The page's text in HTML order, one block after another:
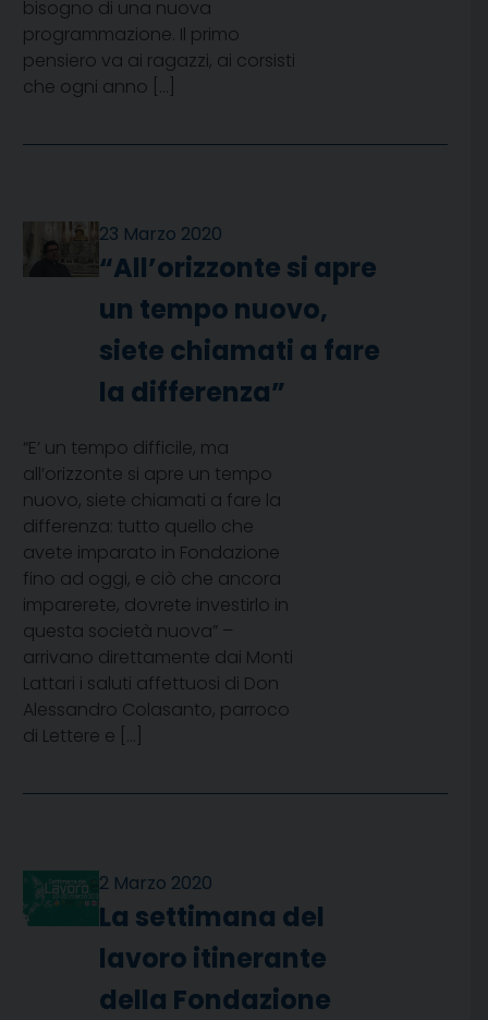
bisogno di una nuova
programmazione. Il primo
pensiero va ai ragazzi, ai corsisti
che ogni anno […]
23 Marzo 2020
“All’orizzonte si apre
un tempo nuovo,
siete chiamati a fare
la differenza”
“E’ un tempo difficile, ma
all’orizzonte si apre un tempo
nuovo, siete chiamati a fare la
differenza: tutto quello che
avete imparato in Fondazione
fino ad oggi, e ciò che ancora
imparerete, dovrete investirlo in
questa società nuova” –
arrivano direttamente dai Monti
Lattari i saluti affettuosi di Don
Alessandro Colasanto, parroco
di Lettere e […]
2 Marzo 2020
La settimana del
lavoro itinerante
della Fondazione